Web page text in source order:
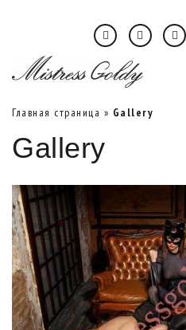
Главная страница » Gallery
Gallery